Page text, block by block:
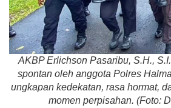
AKBP Erlichson Pasaribu, S.H.,
spontan oleh anggota Polres
ungkapan kedekatan, rasa hormat,
momen perpisahan. (Foto: